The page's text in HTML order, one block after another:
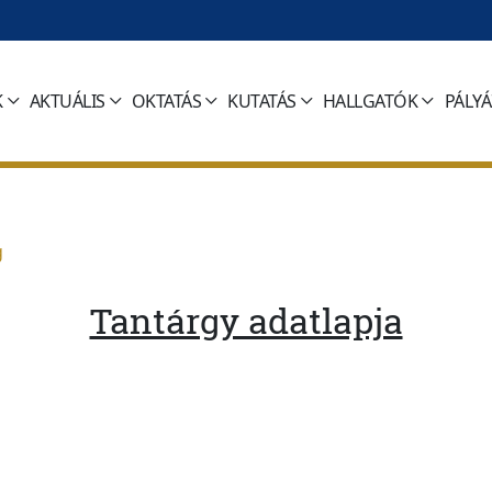
AKTUÁLIS OKTATÁS KUTATÁS HALLGATÓK
Tantárgy adatlapja